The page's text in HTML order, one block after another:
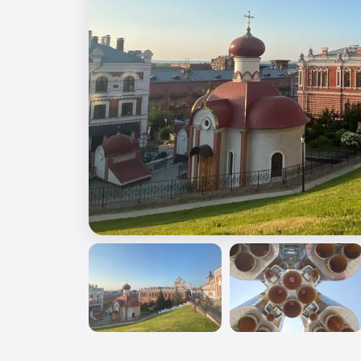
🎓 Выпускные 4 класса
📚 ПО ПРЕДМЕТАМ
Все предметы Литература История